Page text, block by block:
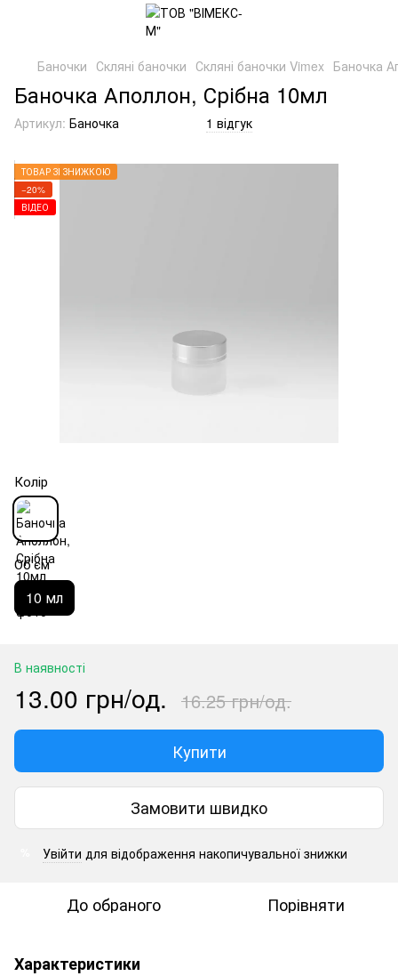
Баночки Скляні баночки Скляні баночки Vimex Баночка
Баночка Аполлон, Срібна 10мл
Артикул: Баночка 1 відгук
ТОВАР ЗІ ЗНИЖКОЮ
−20%
ВІДЕО
Колір
Об'єм
10 мл
В наявності
13.00 грн/од. 16.25 грн/од.
Купити
Замовити швидко
Увійти для відображення накопичувальної знижки
До обраного Порівняти
Характеристики